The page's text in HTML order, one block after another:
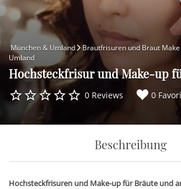
München & Umland
Brautfrisuren und Braut
Umland
Hochsteckfrisur und Make-up
0 Reviews 0
Beschreibung
Hochsteckfrisuren und Make-up für Bräute und